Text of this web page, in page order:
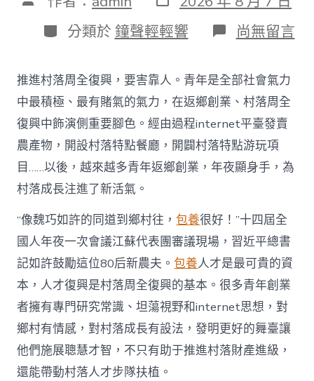
表
日
期
分
類
分類於 鐘聲輕輕響 在
〈為
落
財
產
復
興
注
進
人
水
甜
心
寶
物
查
包
養
網
_
中
尚無留言
推進村落周全復興，要害靠人。青年是全部社會氣力
中最積極、最有賭氣的氣力，在返鄉創業、村落周全
復興中飾演側重要腳色。經由過程internet平臺發賣
農產物，開設村落特點餐廳，開闢村落特點游玩項
目……以後，越來越多青年返鄉創業，年夜顯身手，為
村落成長注進了新活氣。
“像魏巧如許的同道到鄉村往，包養很好！”十四屆全
國人年夜一次會議江蘇代表團審議現場，習近平總書
記如許鼓勵這位80后新農夫。包養人才是最可貴的資
本，人才復興是村落周全復興的基本。很多青年創業
者擁有專門研究常識、坦蕩視野和internet思想，對
鄉村有情感，對村落成長有設法，發明更好的舞臺讓
他們施展聰慧才智，不只有助于推進村落財產進級，
還能帶動村落人才步隊扶植。